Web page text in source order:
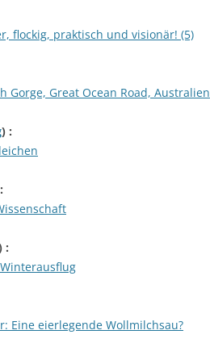
flockig, praktisch und visionär! (5)
Gorge, Great Ocean Road, Australien
) :
:
Eine eierlegende Wollmilchsau?